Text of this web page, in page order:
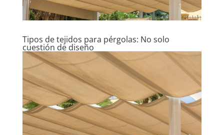
Tipos de tejidos para pérgolas: No solo
cuestión de diseño